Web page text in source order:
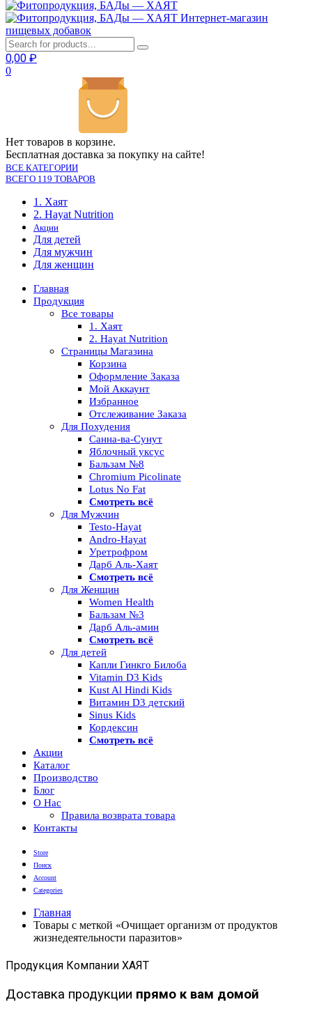
Интернет-магазин
пищевых добавок
0,00 ₽
0
Нет товаров в корзине.
Бесплатная доставка за покупку на сайте!
ВСЕ КАТЕГОРИИ
ВСЕГО 119 ТОВАРОВ
1. Хаят
2. Hayat Nutrition
Акции
Для детей
Для мужчин
Для женщин
Главная
Продукция
Все товары
1. Хаят
2. Hayat Nutrition
Страницы Магазина
Корзина
Оформление Заказа
Мой Аккаунт
Избранное
Отслеживание Заказа
Для Похудения
Санна-ва-Сунут
Яблочный уксус
Бальзам №8
Chromium Picolinate
Lotus No Fat
Смотреть всё
Для Мужчин
Testo-Hayat
Andro-Hayat
Уретрофром
Дарб Аль-Хаят
Смотреть всё
Для Женщин
Women Health
Бальзам №3
Дарб Аль-амин
Смотреть всё
Для детей
Капли Гинкго Билоба
Vitamin D3 Kids
Kust Al Hindi Kids
Витамин D3 детский
Sinus Kids
Кордексин
Смотреть всё
Акции
Каталог
Производство
Блог
О Нас
Правила возврата товара
Контакты
Store
Поиск
Account
Categories
Главная
Товары с меткой «Очищает организм от продуктов
жизнедеятельности паразитов»
Продукция Компании ХАЯТ
Доставка продукции прямо к вам домой